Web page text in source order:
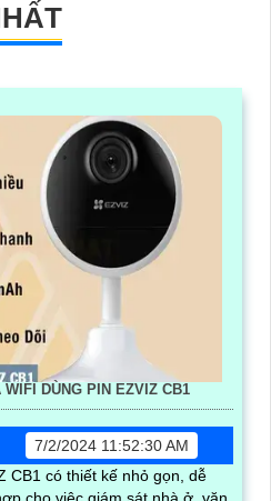
DÙNG PIN EZVIZ CB1
7/2/2024 11:52:30 AM
CB1 có thiết kế nhỏ gọn, dễ